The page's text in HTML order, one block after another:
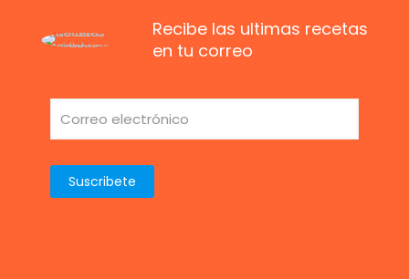
Recibe las ultimas recetas
en tu correo